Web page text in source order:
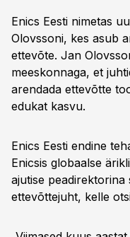
Enics Eesti nimetas
Olovssoni, kes asub
ettevõte. Jan
meeskonnaga, et
arendada ettevõtte
edukat kasvu.
Enics Eesti endine
Enicsis globaalse
ajutise peadirektorina
ettevõttejuht, kelle